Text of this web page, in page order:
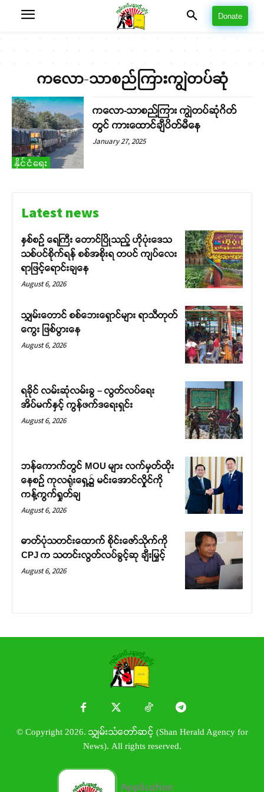
Donate
ကလော-သာစည်ကြားကျွဲတပ်ဆုံ
နိုင်ငံရေး
ကလော-သာစည်ကြား ကျွဲတပ်ဆုံဂိတ်
တွင် ကားထောင်ချီပိတ်မီနေ
January 27, 2025
Latest news
နှစ်စဉ် ရေကြီး တောင်ပြိုသည့် ဟိုပုံးဒေသ
သစ်ပင်စိုက်ရန် စစ်အစိုးရ တပင် ကျပ်လေး
ရာဖြင့်ရောင်းချနေ
August 6, 2026
သျှမ်းတောင် စစ်ဘေးရှောင်များ ရာသီတုတ်
ကွေး ဖြစ်ပွားနေ
August 6, 2026
ရခိုင် လမ်းဆုံလမ်းခွ – လွတ်လပ်ရေး
အိပ်မက်နှင့် ကွန်ဖက်ဒရေးရှင်း
August 6, 2026
ဘန်ကောက်တွင် MOU များ လက်မှတ်ထိုး
နေစဉ် ကုလရုံးရှေ့၌ မင်းအောင်လှိုင်ကို
ကန့်ကွက်ရှုတ်ချ
August 6, 2026
ဓာတ်ပုံသတင်းထောက် စိုင်းဇော်သိုက်ကို
CPJ က သတင်းလွတ်လပ်ခွင့်ဆု ချီးမြှင့်
August 6, 2026
© Copyright 2026. သျှမ်းသံတော်ဆင့် (Shan Herald Agency for
News). All rights reserved.